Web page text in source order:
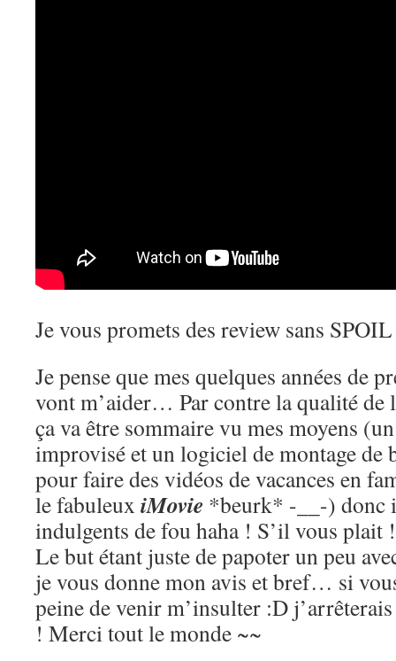
Je vous promets des review sans
Je pense que mes quelques années de
vont m’aider… Par contre la qualité de
ça va être sommaire vu mes moyens
improvisé et un logiciel de montage de
pour faire des vidéos de vacances en
le fabuleux iMovie *beurk* -__-) donc
indulgents de fou haha ! S’il vous plait !
Le but étant juste de papoter un peu
je vous donne mon avis et bref… si
peine de venir m’insulter :D
! Merci tout le monde ~~